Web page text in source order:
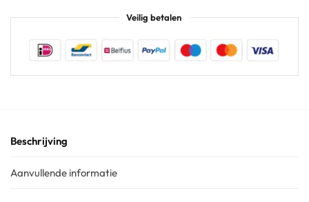
Veilig betalen
Beschrijving
Aanvullende informatie